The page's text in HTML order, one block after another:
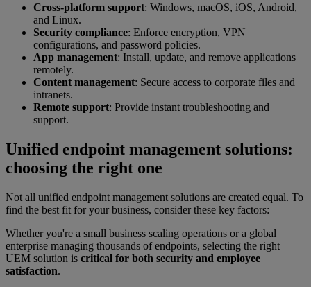
Cross-platform support: Windows, macOS, iOS, Android,
and Linux.
Security compliance: Enforce encryption, VPN
configurations, and password policies.
App management: Install, update, and remove applications
remotely.
Content management: Secure access to corporate files and
intranets.
Remote support: Provide instant troubleshooting and
support.
Unified endpoint management solutions:
choosing the right one
Not all unified endpoint management solutions are created equal. To
find the best fit for your business, consider these key factors:
Whether you're a small business scaling operations or a global
enterprise managing thousands of endpoints, selecting the right
UEM solution is critical for both security and employee
satisfaction.